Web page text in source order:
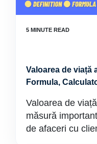
Valoarea de viață
Formula,
Valoarea de
măsură
de afaceri cu